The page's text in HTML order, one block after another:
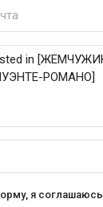
я соглашаюсь